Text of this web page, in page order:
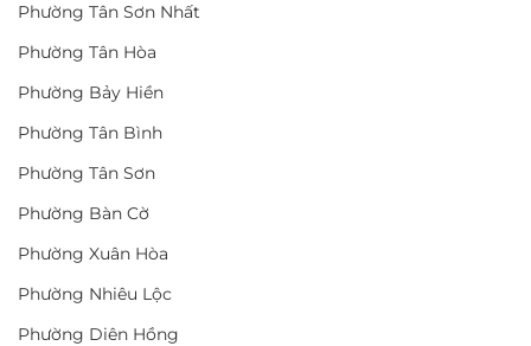
Phường Tân Sơn Nhất
Phường Tân Hòa
Phường Bảy Hiền
Phường Tân Bình
Phường Tân Sơn
Phường Bàn Cờ
Phường Xuân Hòa
Phường Nhiêu Lộc
Phường Diên Hồng